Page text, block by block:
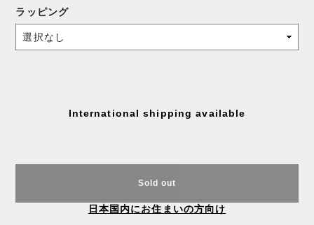
ラッピング
International shipping available
Sold out
日本国内にお住まいの方向け